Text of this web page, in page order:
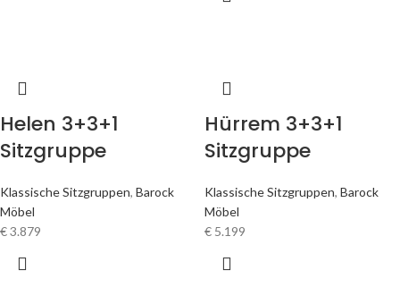
Helen 3+3+1
Sitzgruppe
Klassische Sitzgruppen, Barock
Möbel
€3.879
Hürrem 3+3+1
Sitzgruppe
Klassische Sitzgruppen, Barock
Möbel
€ 5.199